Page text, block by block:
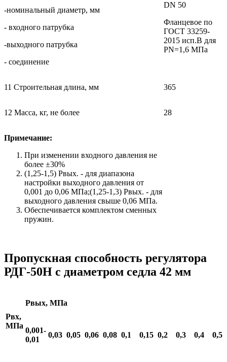
-номинальный диаметр, мм
- входного патрубка
-выходного патрубка
- соединение
DN 50
Фланцевое по
ГОСТ 33259-
2015 исп.В для
PN=1,6 МПа
11 Строительная длина, мм 365
12 Масса, кг, не более 28
Примечание:
При изменении входного давления не
более ±30%
(1,25-1,5) Рвых. - для диапазона
настройки выходного давления от
0,001 до 0,06 МПа;(1,25-1,3) Рвых. - для
выходного давления свыше 0,06 МПа.
Обеспечивается комплектом сменных
пружин.
Пропускная способность регулятора
РДГ-50Н с диаметром седла 42 мм
Рвх,
МПа
Рвых, МПа
0,001-
0,01
0,03 0,05 0,06 0,08 0,1 0,15 0,2 0,3 0,4 0,5